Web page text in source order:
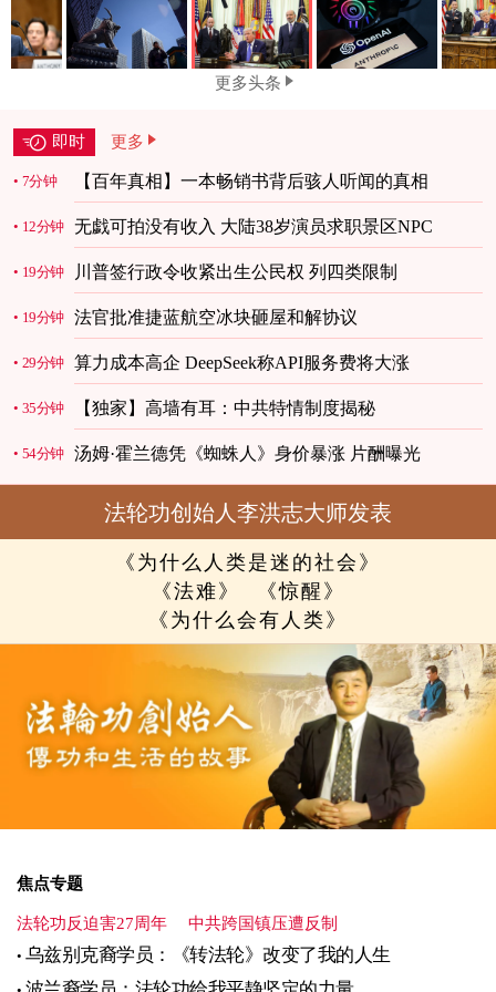
更多头条
即时 更多
7分钟 【百年真相】一本畅销书背后骇人听闻的真相
12分钟 无戯可拍没有收入 大陆38岁演员求职景区NPC
19分钟 川普签行政令收紧出生公民权 列四类限制
19分钟 法官批准捷蓝航空冰块砸屋和解协议
29分钟 算力成本高企 DeepSeek称API服务费将大涨
35分钟 【独家】高墙有耳：中共特情制度揭秘
54分钟 汤姆·霍兰德凭《蜘蛛人》身价暴涨 片酬曝光
法轮功创始人李洪志大师发表
《为什么人类是迷的社会》
《法难》
《惊醒》
《为什么会有人类》
焦点专题
法轮功反迫害27周年 中共跨国镇压遭反制
乌兹别克裔学员：《转法轮》改变了我的人生